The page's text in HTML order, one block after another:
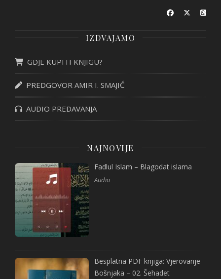
IZDVAJAMO
GDJE KUPITI KNJIGU?
PREDGOVOR AMIR I. SMAJIĆ
AUDIO PREDAVANJA
NAJNOVIJE
Fadlul Islam – Blagodat islama
Audio
Besplatna PDF knjiga: Vjerovanje
Bošnjaka – 02. Šehadet